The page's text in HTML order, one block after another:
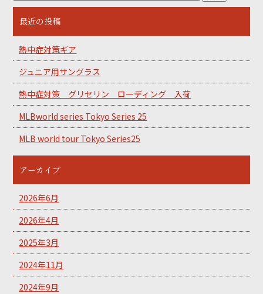
最近の投稿
熱中症対策ギア
ジュニア用サングラス
熱中症対策 グリセリン ローディング 入荷
MLBworld series Tokyo Series 25
MLB world tour Tokyo Series25
アーカイブ
2026年6月
2026年4月
2025年3月
2024年11月
2024年9月